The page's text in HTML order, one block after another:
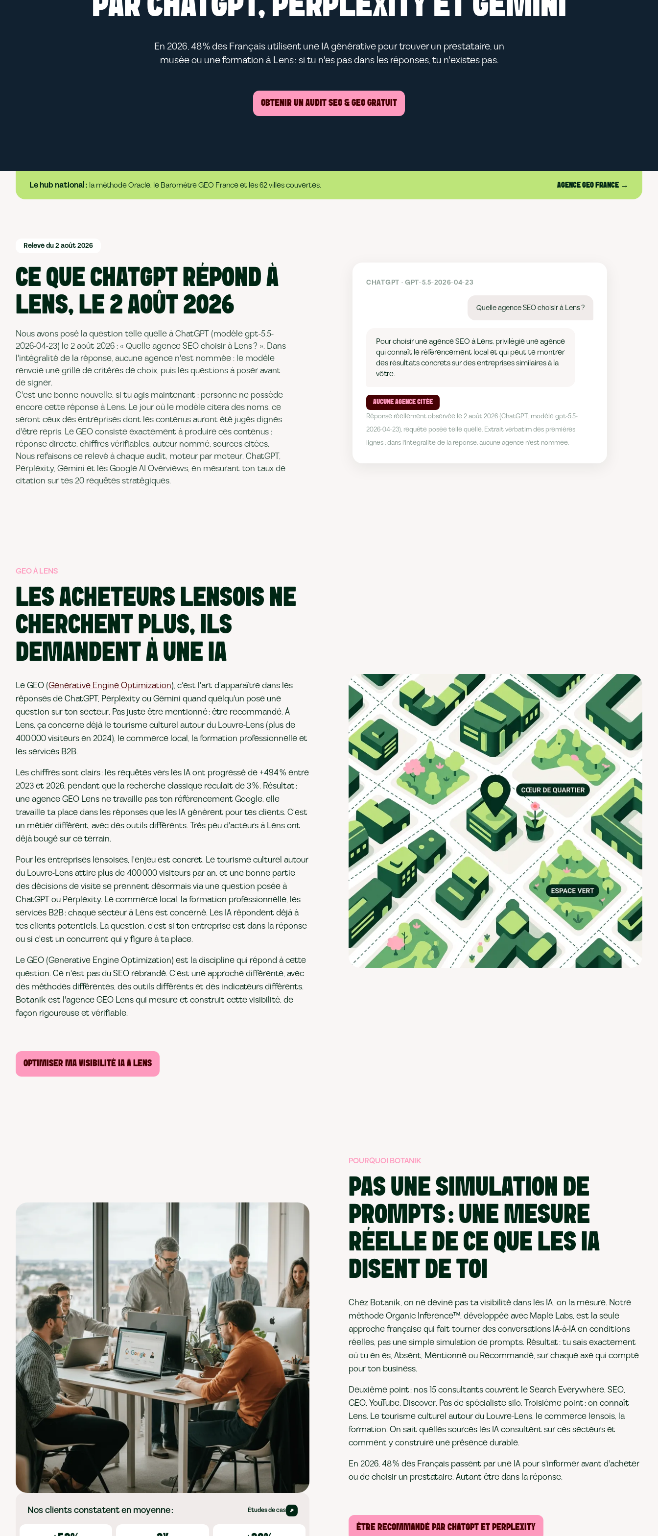
En 2026, 48 % des Français utilisent une IA générative pour trouver un prestataire, un
musée ou une formation à Lens : si tu n'es pas dans les réponses, tu n'existes pas.
OBTENIR UN AUDIT SEO & GEO GRATUIT
Le hub national : la méthode Oracle, le Baromètre GEO France et les 62 villes couvertes. AGENCE GEO FRANCE →
Relevé du 2 août 2026
CE QUE CHATGPT RÉPOND À
LENS, LE 2 AOÛT 2026
Nous avons posé la question telle quelle à ChatGPT (modèle gpt-5.5-
2026-04-23) le 2 août 2026 : « Quelle agence SEO choisir à Lens ? ». Dans
l'intégralité de la réponse, aucune agence n'est nommée : le modèle
renvoie une grille de critères de choix, puis les questions à poser avant
de signer.
C'est une bonne nouvelle, si tu agis maintenant : personne ne possède
encore cette réponse à Lens. Le jour où le modèle citera des noms, ce
seront ceux des entreprises dont les contenus auront été jugés dignes
d'être repris. Le GEO consiste exactement à produire ces contenus :
réponse directe, chiffres vérifiables, auteur nommé, sources citées.
Nous refaisons ce relevé à chaque audit, moteur par moteur, ChatGPT,
Perplexity, Gemini et les Google AI Overviews, en mesurant ton taux de
citation sur tes 20 requêtes stratégiques.
CHATGPT · GPT-5.5-2026-04-23
Quelle agence SEO choisir à Lens ?
Pour choisir une agence SEO à Lens, privilégie une agence
qui connaît le référencement local et qui peut te montrer
des résultats concrets sur des entreprises similaires à la
vôtre.
AUCUNE AGENCE CITÉE
Réponse réellement observée le 2 août 2026 (ChatGPT, modèle gpt-5.5-
2026-04-23), requête posée telle quelle. Extrait verbatim des premières
lignes : dans l'intégralité de la réponse, aucune agence n'est nommée.
GEO À LENS
LES ACHETEURS LENSOIS NE
CHERCHENT PLUS, ILS
DEMANDENT À UNE IA
Le GEO (Generative Engine Optimization), c'est l'art d'apparaître dans les
réponses de ChatGPT, Perplexity ou Gemini quand quelqu'un pose une
question sur ton secteur. Pas juste être mentionné : être recommandé. À
Lens, ça concerne déjà le tourisme culturel autour du Louvre-Lens (plus de
400 000 visiteurs en 2024), le commerce local, la formation professionnelle et
les services B2B.
Les chiffres sont clairs : les requêtes vers les IA ont progressé de +494 % entre
2023 et 2026, pendant que la recherche classique reculait de 3 %. Résultat :
une agence GEO Lens ne travaille pas ton référencement Google, elle
travaille ta place dans les réponses que les IA génèrent pour tes clients. C'est
un métier différent, avec des outils différents. Très peu d'acteurs à Lens ont
déjà bougé sur ce terrain.
Pour les entreprises lensoises, l'enjeu est concret. Le tourisme culturel autour
du Louvre-Lens attire plus de 400 000 visiteurs par an, et une bonne partie
des décisions de visite se prennent désormais via une question posée à
ChatGPT ou Perplexity. Le commerce local, la formation professionnelle, les
services B2B : chaque secteur à Lens est concerné. Les IA répondent déjà à
tes clients potentiels. La question, c'est si ton entreprise est dans la réponse
ou si c'est un concurrent qui y figure à ta place.
Le GEO (Generative Engine Optimization) est la discipline qui répond à cette
question. Ce n'est pas du SEO rebrandé. C'est une approche différente, avec
des méthodes différentes, des outils différents et des indicateurs différents.
Botanik est l'agence GEO Lens qui mesure et construit cette visibilité, de
façon rigoureuse et vérifiable.
OPTIMISER MA VISIBILITÉ IA À LENS
Nos clients constatent en moyenne : Études de cas
POURQUOI BOTANIK
PAS UNE SIMULATION DE
PROMPTS : UNE MESURE
RÉELLE DE CE QUE LES IA
DISENT DE TOI
Chez Botanik, on ne devine pas ta visibilité dans les IA, on la mesure. Notre
méthode Organic Inference™, développée avec Maple Labs, est la seule
approche française qui fait tourner des conversations IA-à-IA en conditions
réelles, pas une simple simulation de prompts. Résultat : tu sais exactement
où tu en es, Absent, Mentionné ou Recommandé, sur chaque axe qui compte
pour ton business.
Deuxième point : nos 15 consultants couvrent le Search Everywhere, SEO,
GEO, YouTube, Discover. Pas de spécialiste silo. Troisième point : on connaît
Lens. Le tourisme culturel autour du Louvre-Lens, le commerce lensois, la
formation. On sait quelles sources les IA consultent sur ces secteurs et
comment y construire une présence durable.
En 2026, 48 % des Français passent par une IA pour s'informer avant d'acheter
ou de choisir un prestataire. Autant être dans la réponse.
ÊTRE RECOMMANDÉ PAR CHATGPT ET PERPLEXITY